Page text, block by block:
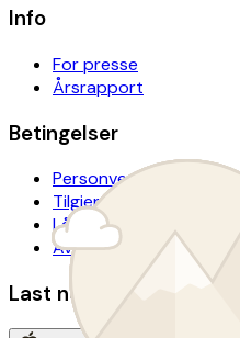
Info
For presse
Årsrapport
Betingelser
Personvern
Tilgjengelighetserklæring
Lånevilkår
Avtalevilkår donasjon
Last ned BUA-appen